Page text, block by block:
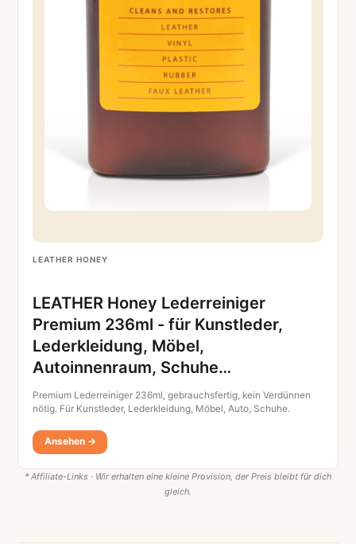
LEATHER HONEY
LEATHER Honey Lederreiniger
Premium 236ml - für Kunstleder,
Lederkleidung, Möbel,
Autoinnenraum, Schuhe…
Premium Lederreiniger 236ml, gebrauchsfertig, kein Verdünnen
nötig. Für Kunstleder, Lederkleidung, Möbel, Auto, Schuhe.
Ansehen →
* Affiliate-Links · Wir erhalten eine kleine Provision, der Preis bleibt für dich
gleich.